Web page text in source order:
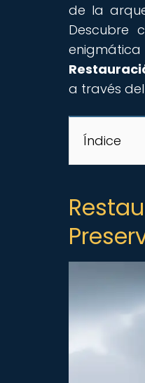
de la
Descubre
a través
Índice